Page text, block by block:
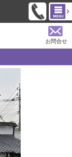
お問合せ